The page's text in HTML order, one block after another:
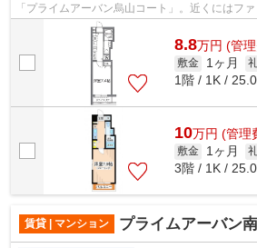
「プライムアーバン烏山コート」。近くにはフ
り店(距離96m)がありちょっとした買い物...
8.8万円 (管
敷金 1ヶ月
1階 / 1K /
10万円 (管理
敷金 1ヶ月
3階 / 1K /
賃貸 | マンション プライムアーバン